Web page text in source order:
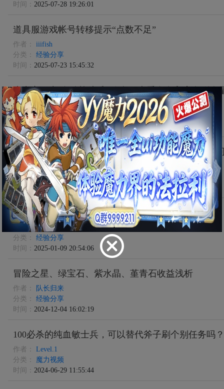
时间： 2025-07-28 19:26:01
道具服游戏帐号转移提示“点数不足”
作者：
iiifish
分类：
经验分享
时间： 2025-07-23 15:45:32
魔力宝贝中 自动战斗 和 信息（查看血泉和魔泉剩余
作者： im2828
分类： 参考设定
时间：2025-06-05 06:56:03
魔力宝贝 更新文件过程 在重装系统以后变的过慢的
作者： im2828
分类： 经验分享
时间：2025-04-17 07:41:28
魔力宝贝客户端易玩通游戏设置点了没反应
作者： iiifish
分类：
经验分享
时间： 2025-01-09 20:54:06
冒险之星、绿宝石、紫水晶、堇青石收益浅析
作者：
队长归来
分类：
经验分享
时间： 2024-12-04 16:02:19
100必杀的纯血敏士兵，可以替代斧子刷个别任务吗？
作者：
Level.1
分类：
魔力视频
时间： 2024-06-29 11:55:44